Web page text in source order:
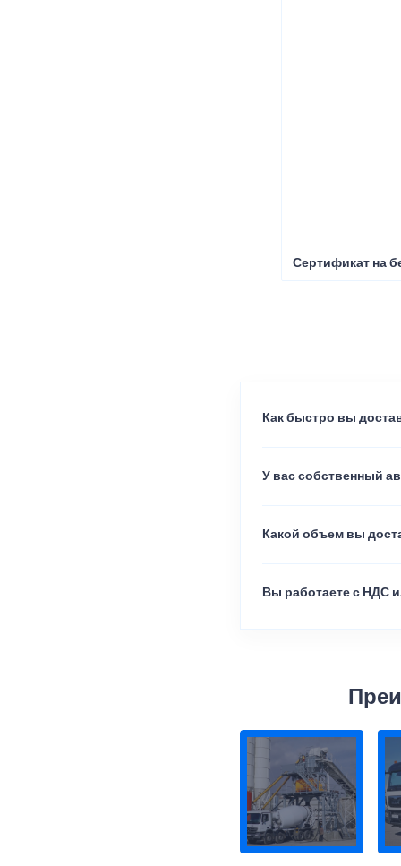
Сертификат на
Как быстро вы
У вас собственный
Какой объем вы
Вы работаете с НДС